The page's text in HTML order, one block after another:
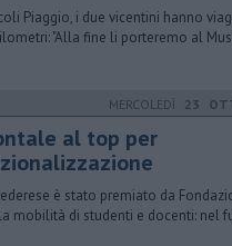
Piaggio, i due vicentini hanno
"Alla fine li porteremo al
MERCOLEDÌ 23
al top per
è stato premiato da
mobilità di studenti e docenti: nel